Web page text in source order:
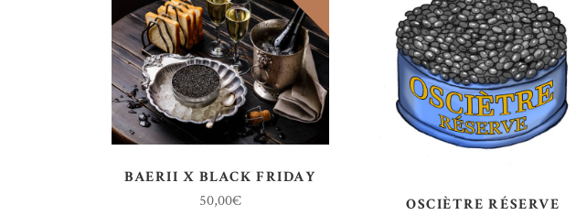
BAERII X BLACK FRIDAY
50,00€
OSCIÈTRE RÉSERVE